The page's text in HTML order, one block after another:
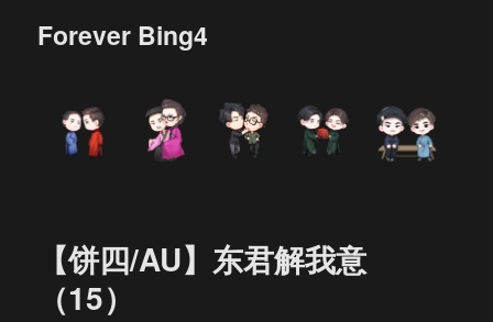
Forever Bing4
【饼四/AU】东君解我意
（15）